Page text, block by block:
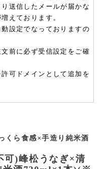
送信したメールが届かな
えております。
設定でなっておりますの
前に必ず受信設定をご確
可ドメインとして追加を
くら食感×手造り純米酒
可)峰松うなぎ×清